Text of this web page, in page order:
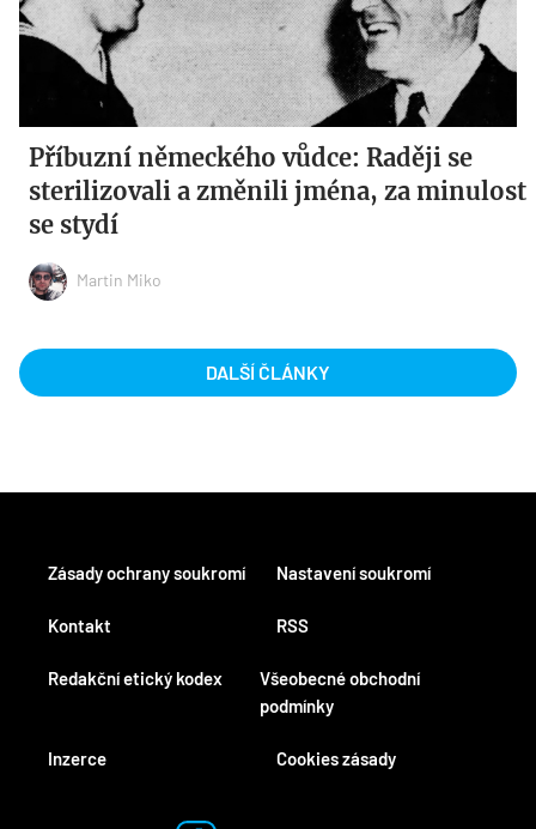
Příbuzní německého vůdce: Raději se
sterilizovali a změnili jména, za minulost
se stydí
Martin Miko
DALŠÍ ČLÁNKY
Kontakt
Redakční etický kodex
Inzerce
RSS
Všeobecné obchodní
podmínky
Cookies zásady
Zásady ochrany soukromí Nastavení soukromí